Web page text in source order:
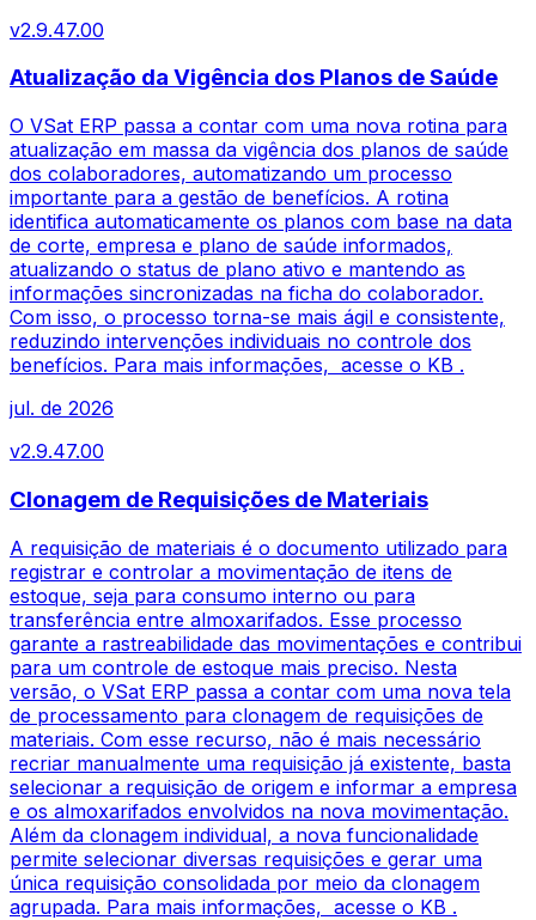
v2.9.47.00
Atualização da Vigência dos Planos de Saúde
O VSat ERP passa a contar com uma nova rotina para
atualização em massa da vigência dos planos de saúde
dos colaboradores, automatizando um processo
importante para a gestão de benefícios. A rotina
identifica automaticamente os planos com base na data
de corte, empresa e plano de saúde informados,
atualizando o status de plano ativo e mantendo as
informações sincronizadas na ficha do colaborador.
Com isso, o processo torna-se mais ágil e consistente,
reduzindo intervenções individuais no controle dos
benefícios. Para mais informações, acesse o KB .
jul. de 2026
v2.9.47.00
Clonagem de Requisições de Materiais
A requisição de materiais é o documento utilizado para
registrar e controlar a movimentação de itens de
estoque, seja para consumo interno ou para
transferência entre almoxarifados. Esse processo
garante a rastreabilidade das movimentações e contribui
para um controle de estoque mais preciso. Nesta
versão, o VSat ERP passa a contar com uma nova tela
de processamento para clonagem de requisições de
materiais. Com esse recurso, não é mais necessário
recriar manualmente uma requisição já existente, basta
selecionar a requisição de origem e informar a empresa
e os almoxarifados envolvidos na nova movimentação.
Além da clonagem individual, a nova funcionalidade
permite selecionar diversas requisições e gerar uma
única requisição consolidada por meio da clonagem
agrupada. Para mais informações, acesse o KB .